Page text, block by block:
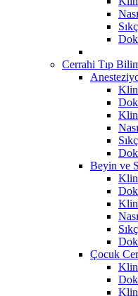
Cerrahi Tıp
Beyin ve
Çocuk